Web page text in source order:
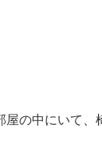
屋の中にいて、